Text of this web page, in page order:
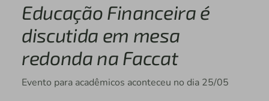
Educação Financeira é
discutida em mesa
redonda na Faccat
Evento para acadêmicos aconteceu no dia 25/05